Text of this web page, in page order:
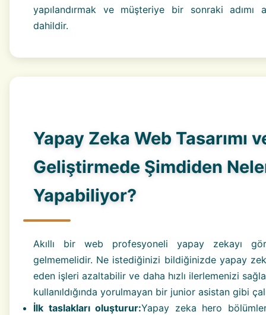
yapılandırmak ve müşteriye bir sonraki adımı
dahildir.
Yapay Zeka Web Tasarımı
Geliştirmede Şimdiden
Yapabiliyor?
Akıllı bir web profesyoneli yapay zekayı
gelmemelidir. Ne istediğinizi bildiğinizde yapay
eden işleri azaltabilir ve daha hızlı ilerlemenizi
kullanıldığında yorulmayan bir junior asistan gibi
İlk taslakları oluşturur:Yapay zeka hero